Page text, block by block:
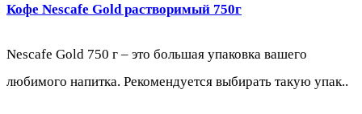
Кофе Nescafe Gold растворимый 750г
Nescafe Gold 750 г – это большая упаковка вашего
любимого напитка. Рекомендуется выбирать такую упак..